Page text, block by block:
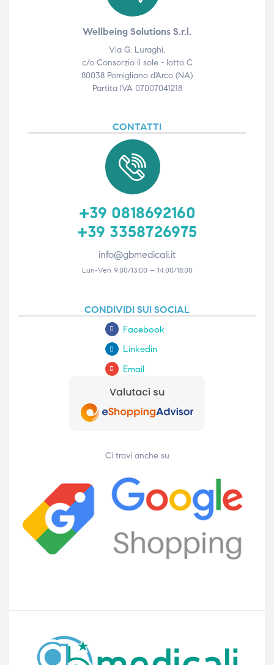
Wellbeing Solutions S.r.l.
Via G. Luraghi,
c/o Consorzio il sole - lotto C
80038 Pomigliano d'Arco (NA)
Partita IVA 07007041218
CONTATTI
+39 0818692160
+39 3358726975
info@gbmedicali.it
Lun-Ven 9:00/13:00 – 14:00/18:00
CONDIVIDI SUI SOCIAL
Facebook
Linkedin
Email
Ci trovi anche su